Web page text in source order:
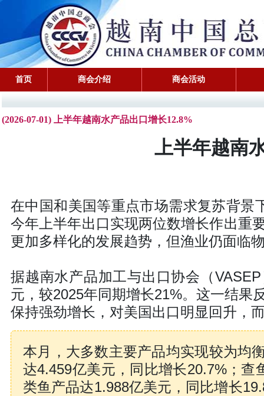
首页 商会介绍 商会活动
(2026-07-01) 上半年越南水产品出口增长12.8%
上半年越南
在中国和美国等重点市场需求复苏背景
今年上半年出口实现两位数增长作出重
更加多样化的发展趋势，但渔业仍面临
据越南水产品加工与出口协会（
元，较2025年同期增长21%。这一结果
保持强劲增长，对美国出口明显回升，
本月，大多数主要产品均实现较为均
达4.459亿美元，同比增长20.7%；
类鱼产品达1.988亿美元，同比增长